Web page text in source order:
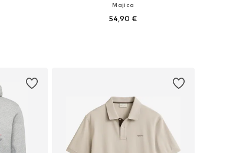
Majica
54,90 €